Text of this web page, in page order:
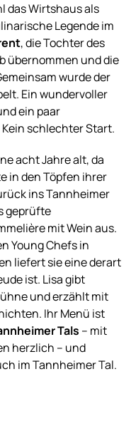
das Wirtshaus als
Legende im
, die Tochter des
übernommen und die
wurde der
Ein wundervoller
ein paar
schlechter Start.
acht Jahre alt, da
in den Töpfen ihrer
ins Tannheimer
geprüfte
mit Wein aus.
Young Chefs in
liefert sie eine derart
ist. Lisa gibt
und erzählt mit
Ihr Menü ist
Tals – mit
herzlich – und
im Tannheimer Tal.